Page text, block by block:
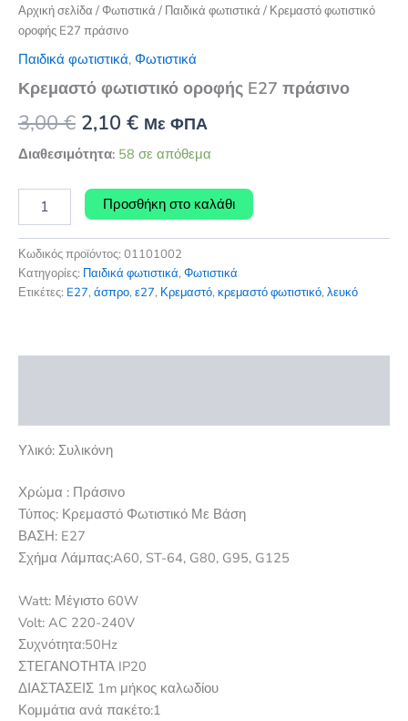
Αρχική σελίδα /Φωτιστικά / Παιδικά φωτιστικά / Κρεμαστό φωτιστικό
οροφής E27 πράσινο
Παιδικά φωτιστικά, Φωτιστικά
Κρεμαστό φωτιστικό οροφής E27 πράσινο
3,00€ Original
price
was:
3,00 €.
2,10 €Η
τρέχουσα
τιμή
είναι:
2,10 €.
Με ΦΠΑ
Διαθεσιμότητα: 58 σε απόθεμα
φωτιστικό
E27
πράσινο
ποσότητα
Προσθήκη στο καλάθι
Κωδικός προϊόντος: 01101002
Κατηγορίες: Παιδικά φωτιστικά, Φωτιστικά
Ετικέτες: E27, άσπρο, ε27, Κρεμαστό, κρεμαστό φωτιστικό, λευκό
Υλικό: Συλικόνη
Χρώμα : Πράσινο
Τύπος: Κρεμαστό Φωτιστικό Με Βάση
ΒΑΣΗ: E27
Σχήμα Λάμπας:A60, ST-64, G80, G95, G125
Watt: Μέγιστο 60W
Volt: AC 220-240V
Συχνότητα:50Hz
ΣΤΕΓΑΝΟΤΗΤΑ IP20
ΔΙΑΣΤΑΣΕΙΣ 1m μήκος καλωδίου
Κομμάτια ανά πακέτο:1